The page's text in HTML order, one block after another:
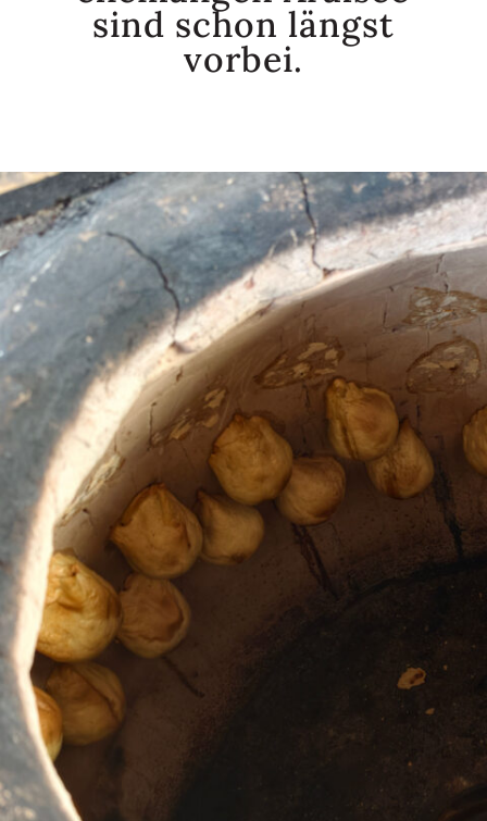
sind schon längst
vorbei.